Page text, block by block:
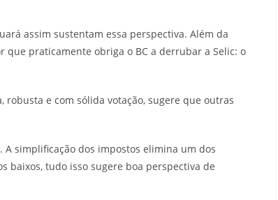
assim sustentam essa perspectiva. Além da
praticamente obriga o BC a derrubar a Selic: o
e com sólida votação, sugere que outras
simplificação dos impostos elimina um dos
baixos, tudo isso sugere boa perspectiva de